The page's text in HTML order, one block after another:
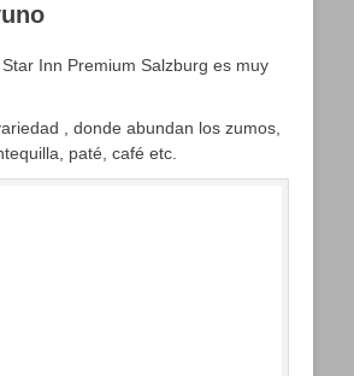
Inn Premium Salzburg es muy
, donde abundan los zumos,
paté, café etc.